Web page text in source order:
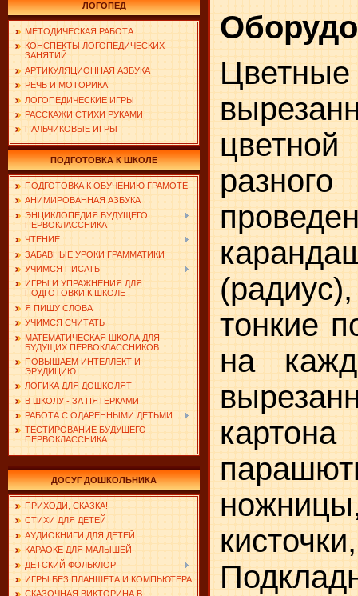
ЛОГОПЕД
МЕТОДИЧЕСКАЯ РАБОТА
КОНСПЕКТЫ ЛОГОПЕДИЧЕСКИХ
ЗАНЯТИЙ
АРТИКУЛЯЦИОННАЯ АЗБУКА
РЕЧЬ И МОТОРИКА
ЛОГОПЕДИЧЕСКИЕ ИГРЫ
РАССКАЖИ СТИХИ РУКАМИ
ПАЛЬЧИКОВЫЕ ИГРЫ
ПОДГОТОВКА К ШКОЛЕ
ПОДГОТОВКА К ОБУЧЕНИЮ ГРАМОТЕ
АНИМИРОВАННАЯ АЗБУКА
ЭНЦИКЛОПЕДИЯ БУДУЩЕГО
ПЕРВОКЛАССНИКА
ЧТЕНИЕ
ЗАБАВНЫЕ УРОКИ ГРАММАТИКИ
УЧИМСЯ ПИСАТЬ
ИГРЫ И УПРАЖНЕНИЯ ДЛЯ
ПОДГОТОВКИ К ШКОЛЕ
Я ПИШУ СЛОВА
УЧИМСЯ СЧИТАТЬ
МАТЕМАТИЧЕСКАЯ ШКОЛА ДЛЯ
БУДУЩИХ ПЕРВОКЛАССНИКОВ
ПОВЫШАЕМ ИНТЕЛЛЕКТ И
ЭРУДИЦИЮ
ЛОГИКА ДЛЯ ДОШКОЛЯТ
В ШКОЛУ - ЗА ПЯТЕРКАМИ
РАБОТА С ОДАРЕННЫМИ ДЕТЬМИ
ТЕСТИРОВАНИЕ БУДУЩЕГО
ПЕРВОКЛАССНИКА
ДОСУГ ДОШКОЛЬНИКА
ПРИХОДИ, СКАЗКА!
СТИХИ ДЛЯ ДЕТЕЙ
АУДИОКНИГИ ДЛЯ ДЕТЕЙ
КАРАОКЕ ДЛЯ МАЛЫШЕЙ
ДЕТСКИЙ ФОЛЬКЛОР
ИГРЫ БЕЗ ПЛАНШЕТА И КОМПЬЮТЕРА
СКАЗОЧНАЯ ВИКТОРИНА В
цветной
тонкие
на